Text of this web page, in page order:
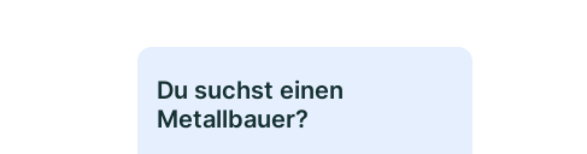
Du suchst einen
Metallbauer?